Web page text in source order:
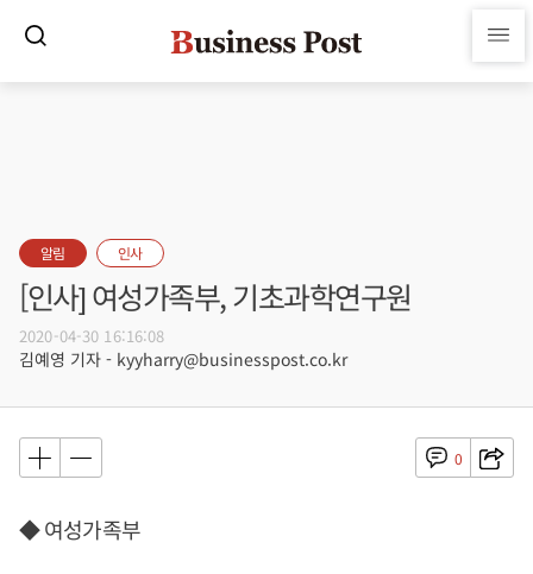
알림 인사
[인사] 여성가족부, 기초과학연구원
2020-04-30 16:16:08
김예영 기자 - kyyharry@businesspost.co.kr
0
◆ 여성가족부